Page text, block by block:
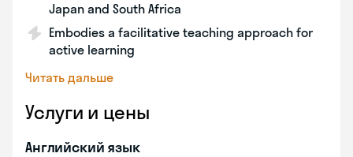
Japan and South Africa
Embodies a facilitative teaching approach for
active learning
Читать дальше
Услуги и цены
Английский язык